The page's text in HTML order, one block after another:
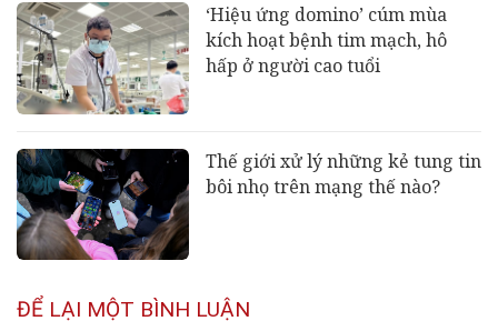
‘Hiệu ứng domino’ cúm mùa
kích hoạt bệnh tim mạch, hô
hấp ở người cao tuổi
Thế giới xử lý những kẻ tung tin
bôi nhọ trên mạng thế nào?
ĐỂ LẠI MỘT BÌNH LUẬN